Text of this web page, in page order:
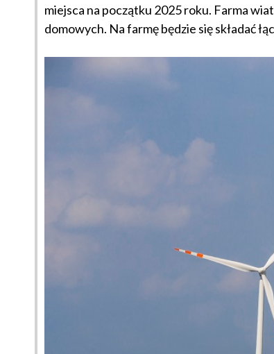
miejsca na początku 2025 roku. Farma
domowych. Na farmę będzie się składać